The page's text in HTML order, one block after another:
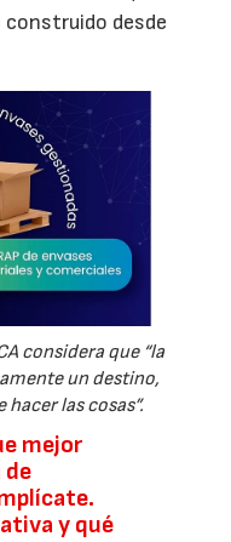
desde
considera que “la
un destino,
las cosas”.
mejor
y qué